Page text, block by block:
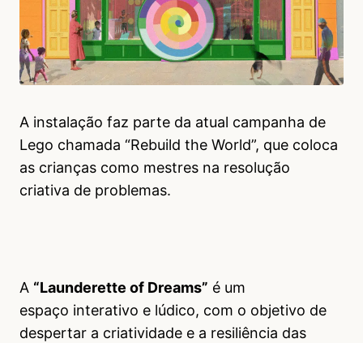
A instalação faz parte da atual campanha de
Lego chamada “Rebuild the World”, que coloca
as crianças como mestres na resolução
criativa de problemas.
A “Launderette of Dreams” é um
espaço interativo e lúdico, com o objetivo de
despertar a criatividade e a resiliência das